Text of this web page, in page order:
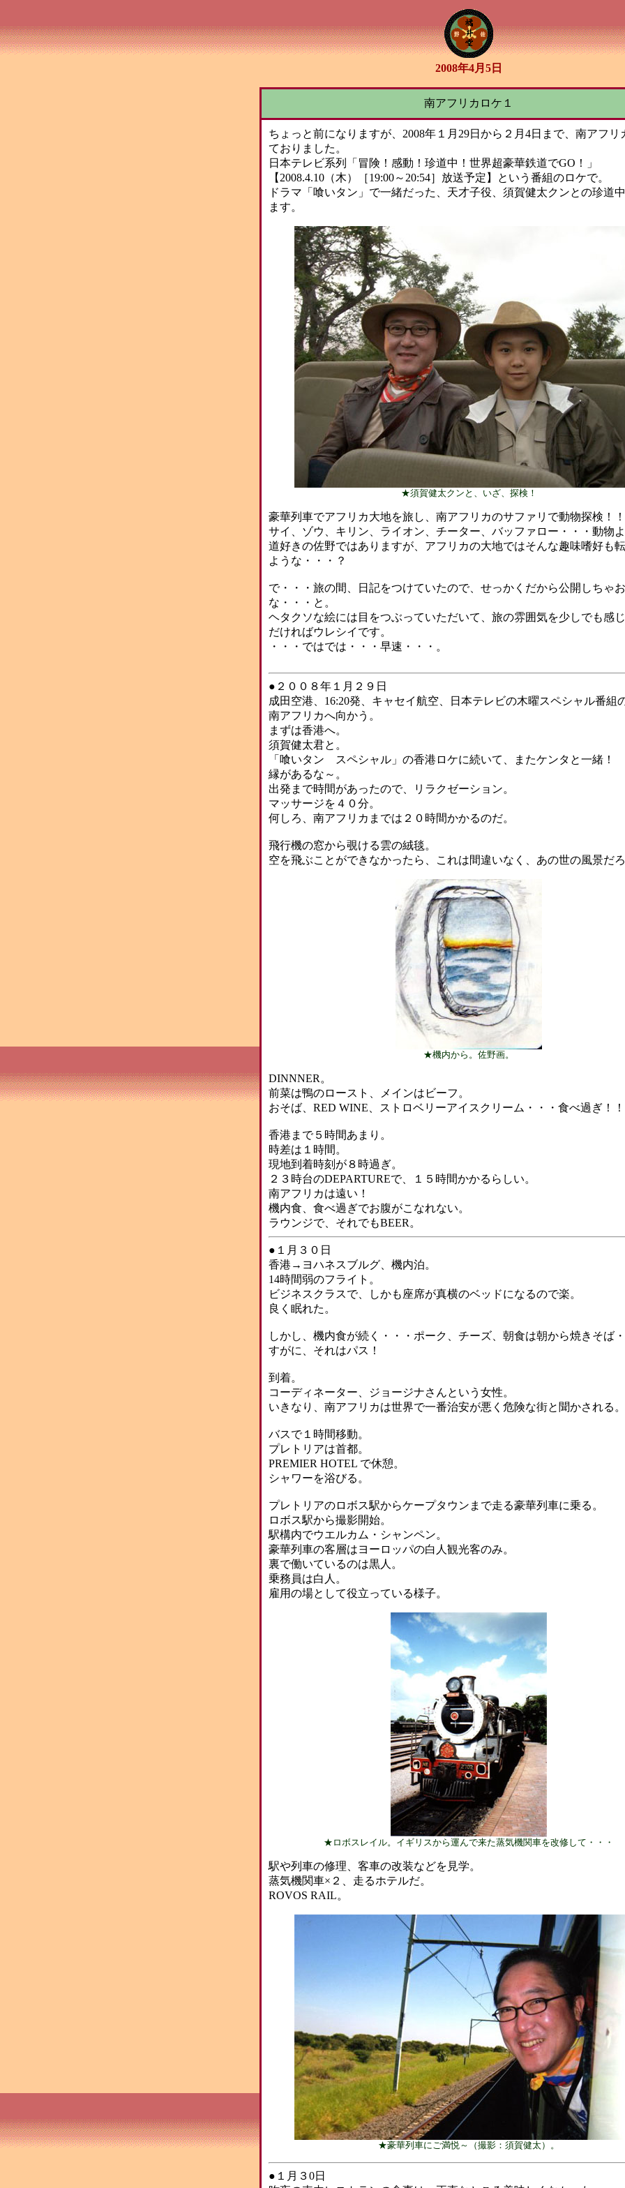
2008年4月5日
南アフリカロケ１
ちょっと前になりますが、2008年１月29日から２月4日まで、南アフリ
ておりました。
日本テレビ系列「冒険！感動！珍道中！世界超豪華鉄道でGO！」
【2008.4.10（木）［19:00～20:54］放送予定】という番組のロケで。
ドラマ「喰いタン」で一緒だった、天才子役、須賀健太クンとの珍道
ます。
★須賀健太クンと、いざ、探検！
豪華列車でアフリカ大地を旅し、南アフリカのサファリで動物探検！！
サイ、ゾウ、キリン、ライオン、チーター、バッファロー・・・動物
道好きの佐野ではありますが、アフリカの大地ではそんな趣味嗜好も
ような・・・？
で・・・旅の間、日記をつけていたので、せっかくだから公開しちゃ
な・・・と。
ヘタクソな絵には目をつぶっていただいて、旅の雰囲気を少しでも感
だければウレシイです。
・・・ではでは・・・早速・・・。
●２００８年１月２９日
成田空港、16:20発、キャセイ航空、日本テレビの木曜スペシャル番組
南アフリカへ向かう。
まずは香港へ。
須賀健太君と。
「喰いタン スペシャル」の香港ロケに続いて、またケンタと一緒！
縁があるな～。
出発まで時間があったので、リラクゼーション。
マッサージを４０分。
何しろ、南アフリカまでは２０時間かかるのだ。
飛行機の窓から覗ける雲の絨毯。
空を飛ぶことができなかったら、これは間違いなく、あの世の風景だろ
★機内から。佐野画。
DINNNER。
前菜は鴨のロースト、メインはビーフ。
おそば、RED WINE、ストロベリーアイスクリーム・・・食べ過ぎ！！
香港まで５時間あまり。
時差は１時間。
現地到着時刻が８時過ぎ。
２３時台のDEPARTUREで、１５時間かかるらしい。
南アフリカは遠い！
機内食、食べ過ぎでお腹がこなれない。
ラウンジで、それでもBEER。
●１月３０日
香港→ヨハネスブルグ、機内泊。
14時間弱のフライト。
ビジネスクラスで、しかも座席が真横のベッドになるので楽。
良く眠れた。
しかし、機内食が続く・・・ポーク、チーズ、朝食は朝から焼きそば
すがに、それはパス！
到着。
コーディネーター、ジョージナさんという女性。
いきなり、南アフリカは世界で一番治安が悪く危険な街と聞かされる。
バスで１時間移動。
プレトリアは首都。
PREMIER HOTEL で休憩。
シャワーを浴びる。
プレトリアのロボス駅からケープタウンまで走る豪華列車に乗る。
ロボス駅から撮影開始。
駅構内でウエルカム・シャンペン。
豪華列車の客層はヨーロッパの白人観光客のみ。
裏で働いているのは黒人。
乗務員は白人。
雇用の場として役立っている様子。
★ロボスレイル。イギリスから運んで来た蒸気機関車を改修して・・・
駅や列車の修理、客車の改装などを見学。
蒸気機関車×２、走るホテルだ。
ROVOS RAIL。
★豪華列車にご満悦～（撮影：須賀健太）。
●１月３0日